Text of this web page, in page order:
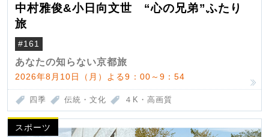
中村雅俊&小日向文世 “心の兄弟”ふたり
旅
#161
あなたの知らない京都旅
2026年8月10日（月）よる9：00～9：54
四季 伝統・文化 ４K・高画質
スポーツ